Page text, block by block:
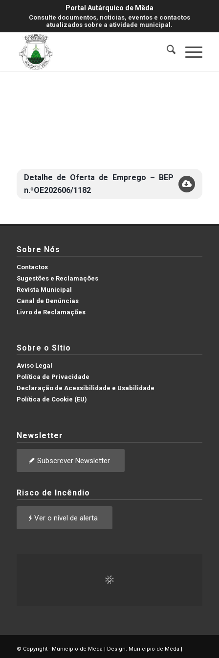
Portal Autárquico de Mêda
Consulte documentos, notícias, eventos e contactos
atualizados sobre a atividade municipal.
Detalhe de Oferta de Emprego – BEP
n.ºOE202606/1182
Sobre Nós
Contactos
Sugestões e Reclamações
Revista Municipal
Canal de Denúncias
Livro de Reclamações
Sobre o Sítio
Aviso Legal
Política de Privacidade
Declaração de Acessibilidade e Usabilidade
Política de Cookie (EU)
Newsletter
Subscrever Newsletter
Risco de Incêndio
Ver o nível de alerta
© Copyright - Município de Mêda | Design: Município de Mêda |